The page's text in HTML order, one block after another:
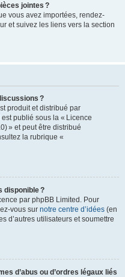
jointes ?
vous avez importées, rendez-
et suivez les liens vers la section
?
produit et distribué par
publié sous la « Licence
» et peut être distribué
la rubrique «
disponible ?
par phpBB Limited. Pour
vous sur notre centre d’idées (en
d’autres utilisateurs et soumettre
d’abus ou d’ordres légaux liés